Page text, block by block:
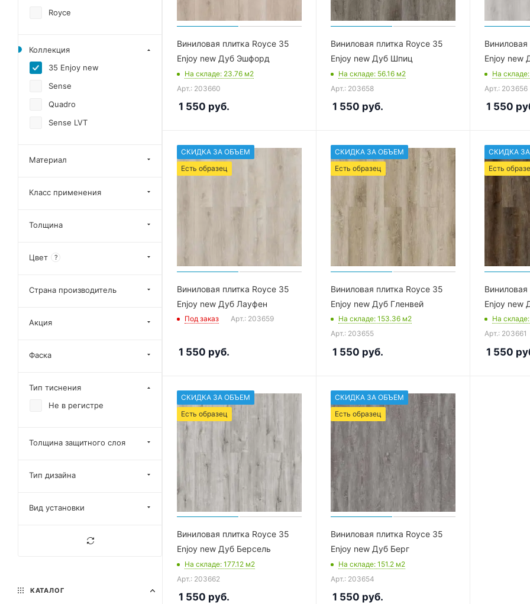
Виниловая плитка Royce 35
Enjoy new Дуб Эшфорд
На складе: 23.76 м2
Арт.: 203660
1 550 руб.
Виниловая плитка Royce 35
Enjoy new Дуб Шпиц
На складе: 56.16 м2
Арт.: 203658
1 550 руб.
Виниловая
Enjoy new
На складе
Арт.: 203656
1 550
СКИДКА ЗА ОБЪЕМ
Есть образец
Виниловая плитка Royce 35
Enjoy new Дуб Лауфен
Под заказ Арт.: 203659
1 550 руб.
СКИДКА ЗА ОБЪЕМ
Есть образец
Виниловая плитка Royce 35
Enjoy new Дуб Гленвей
На складе: 153.36 м2
Арт.: 203655
1 550 руб.
СКИДКА
Есть
Виниловая
Enjoy new
На складе
Арт.: 203661
1 550
СКИДКА ЗА ОБЪЕМ
Есть образец
Виниловая плитка Royce 35
Enjoy new Дуб Берсель
На складе: 177.12 м2
Арт.: 203662
1 550 руб.
СКИДКА ЗА ОБЪЕМ
Есть образец
Виниловая плитка Royce 35
Enjoy new Дуб Берг
На складе: 151.2 м2
Арт.: 203654
1 550 руб.
Royce
Коллекция
35 Enjoy new
Sense
Quadro
Sense LVT
Материал
Класс применения
Толщина
Цвет ?
Страна производитель
Акция
Фаска
Тип тиснения
Не в регистре
Толщина защитного слоя
Тип дизайна
Вид установки
КАТАЛОГ